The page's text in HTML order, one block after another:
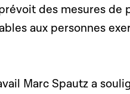
des mesures de
aux personnes
Marc Spautz a